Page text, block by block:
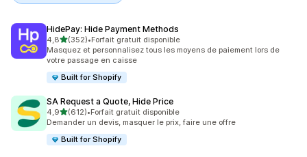
HidePay: Hide Payment Methods
4,8étoile(s) sur 5
(352)
352 avis au total
•Forfait gratuit disponible
Masquez et personnalisez tous les moyens de paiement lors de
votre passage en caisse
Built for Shopify
SA Request a Quote, Hide Price
4,9étoile(s) sur 5
(612)
612 avis au total
•Forfait gratuit disponible
Demander un devis, masquer le prix, faire une offre
Built for Shopify